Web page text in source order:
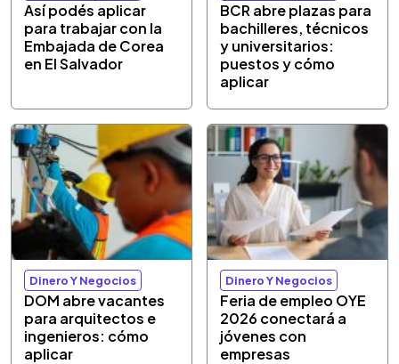
Así podés aplicar
para trabajar con la
Embajada de Corea
en El Salvador
BCR abre plazas para
bachilleres, técnicos
y universitarios:
puestos y cómo
aplicar
Dinero Y Negocios
DOM abre vacantes
para arquitectos e
ingenieros: cómo
aplicar
Dinero Y Negocios
Feria de empleo OYE
2026 conectará a
jóvenes con
empresas